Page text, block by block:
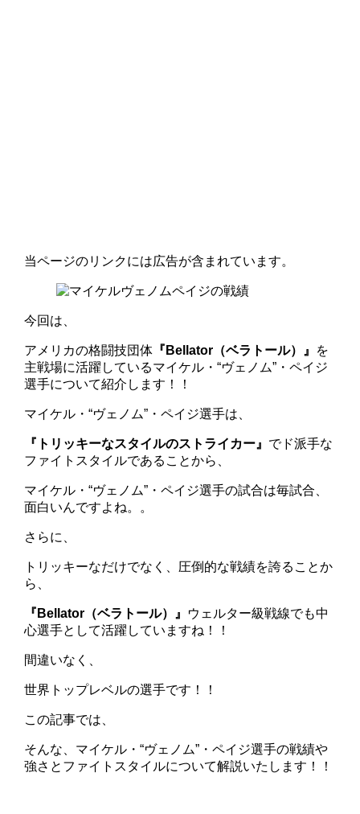
当ページのリンクには広告が含まれています。
今回は、
アメリカの格闘技団体 『Bellator（ベラトール）』 を
主戦場に活躍しているマイケル・“ヴェノム”・ペイジ
選手について紹介します！！
マイケル・“ヴェノム”・ペイジ選手は、
『トリッキーなスタイルのストライカー』 でド派手な
ファイトスタイルであることから、
マイケル・“ヴェノム”・ペイジ選手の試合は毎試合、
面白いんですよね。。
さらに、
トリッキーなだけでなく、圧倒的な戦績を誇ることか
ら、
『Bellator（ベラトール）』 ウェルター級戦線でも中
心選手として活躍していますね！！
間違いなく、
世界トップレベルの選手です！！
この記事では、
そんな、マイケル・“ヴェノム”・ペイジ選手の戦績や
強さとファイトスタイルについて解説いたします！！